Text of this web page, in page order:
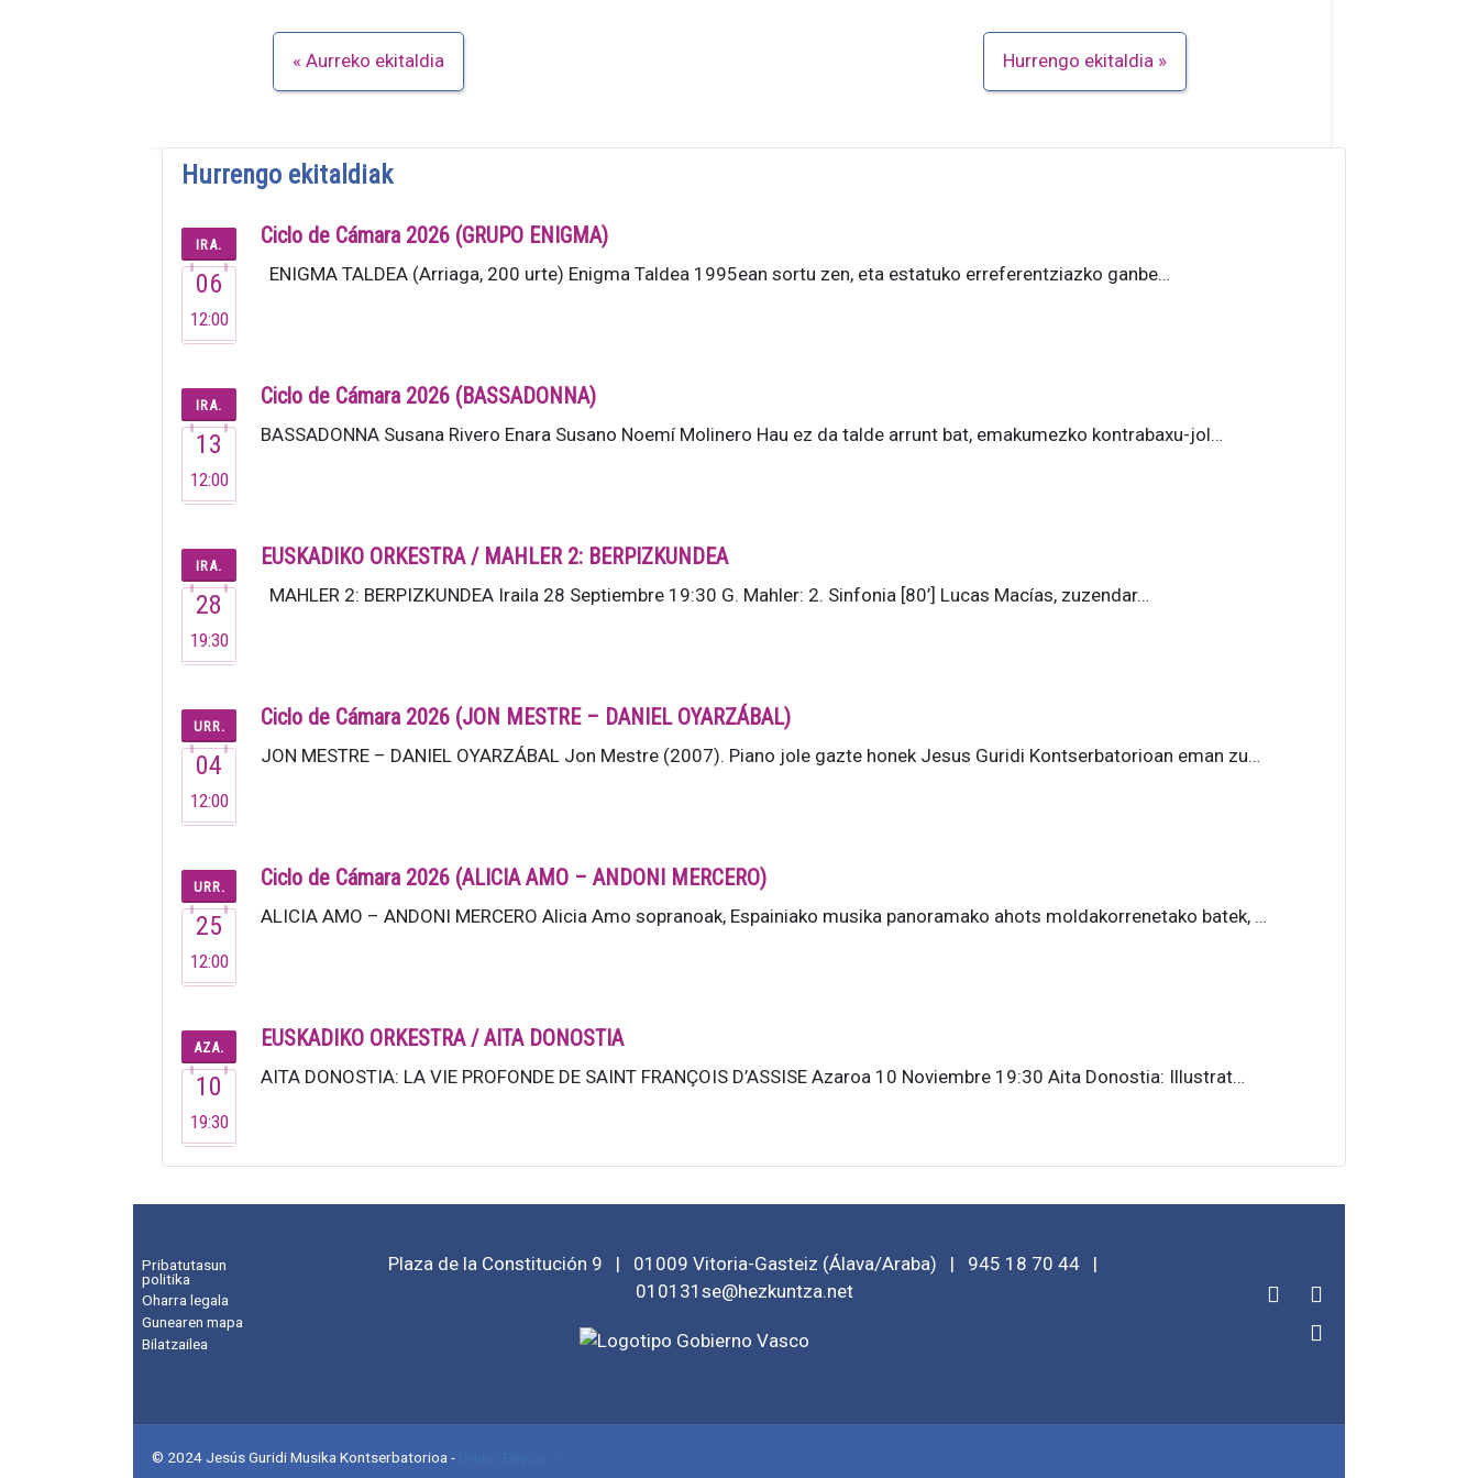
Aurreko ekitaldia Hurrengo ekitaldia
Hurrengo ekitaldiak
IRA.
06
12:00
Ciclo de Cámara 2026 (GRUPO ENIGMA)
ENIGMA TALDEA (Arriaga, 200 urte) Enigma Taldea 1995ean sortu zen, eta estatuko erreferentziazko ganbe…
IRA.
13
12:00
Ciclo de Cámara 2026 (BASSADONNA)
BASSADONNA Susana Rivero Enara Susano Noemí Molinero Hau ez da talde arrunt bat, emakumezko kontrabaxu-jol…
IRA.
28
19:30
EUSKADIKO ORKESTRA / MAHLER 2: BERPIZKUNDEA
MAHLER 2: BERPIZKUNDEA Iraila 28 Septiembre 19:30 G. Mahler: 2. Sinfonia [80’] Lucas Macías, zuzendar…
URR.
04
12:00
Ciclo de Cámara 2026 (JON MESTRE – DANIEL OYARZÁBAL)
JON MESTRE – DANIEL OYARZÁBAL Jon Mestre (2007). Piano jole gazte honek Jesus Guridi Kontserbatorioan eman zu…
URR.
25
12:00
Ciclo de Cámara 2026 (ALICIA AMO – ANDONI MERCERO)
ALICIA AMO – ANDONI MERCERO Alicia Amo sopranoak, Espainiako musika panoramako ahots moldakorrenetako batek, …
AZA.
10
19:30
EUSKADIKO ORKESTRA / AITA DONOSTIA
AITA DONOSTIA: LA VIE PROFONDE DE SAINT FRANÇOIS D’ASSISE Azaroa 10 Noviembre 19:30 Aita Donostia: Illustrat…
Pribatutasun
politika
Oharra legala
Gunearen mapa
Bilatzailea
Plaza de la Constitución 9 | 01009 Vitoria-Gasteiz (Álava/Araba) | 945 18 70 44|
010131se@hezkuntza.net
© 2024 Jesús Guridi Musika Kontserbatorioa -